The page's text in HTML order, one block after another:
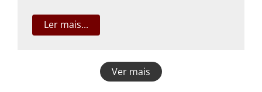
Ler mais...
Ver mais